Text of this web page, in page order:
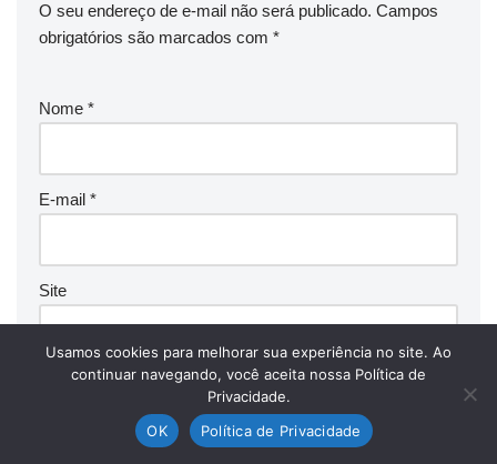
O seu endereço de e-mail não será publicado. Campos
obrigatórios são marcados com *
Nome *
E-mail *
Site
Comentário*
Usamos cookies para melhorar sua experiência no site. Ao
continuar navegando, você aceita nossa Política de
Privacidade.
OK
Política de Privacidade